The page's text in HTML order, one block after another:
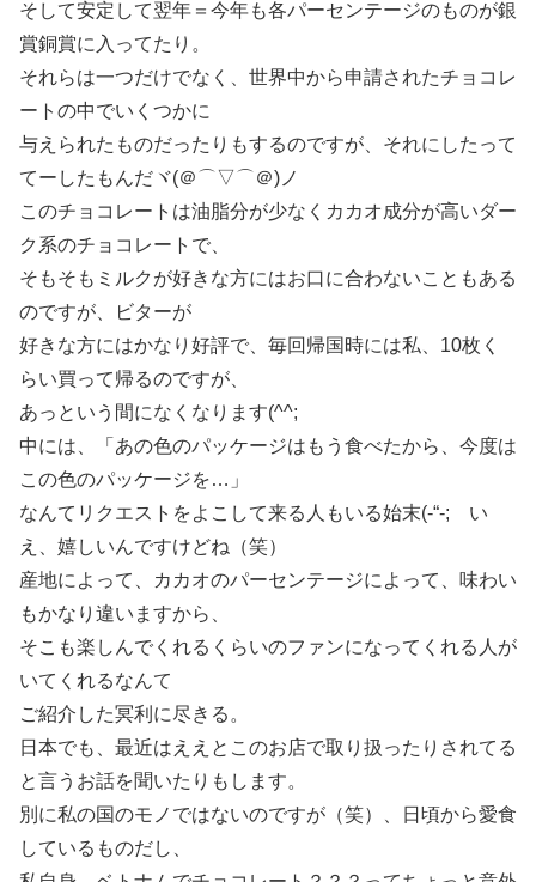
そして安定して翌年＝今年も各パーセンテージのものが銀
賞銅賞に入ってたり。
それらは一つだけでなく、世界中から申請されたチョコレ
ートの中でいくつかに
与えられたものだったりもするのですが、それにしたって
てーしたもんだヾ(＠⌒▽⌒＠)ノ
このチョコレートは油脂分が少なくカカオ成分が高いダー
ク系のチョコレートで、
そもそもミルクが好きな方にはお口に合わないこともある
のですが、ビターが
好きな方にはかなり好評で、毎回帰国時には私、10枚く
らい買って帰るのですが、
あっという間になくなります(^^;
中には、「あの色のパッケージはもう食べたから、今度は
この色のパッケージを…」
なんてリクエストをよこして来る人もいる始末(-“-; い
え、嬉しいんですけどね（笑）
産地によって、カカオのパーセンテージによって、味わい
もかなり違いますから、
そこも楽しんでくれるくらいのファンになってくれる人が
いてくれるなんて
ご紹介した冥利に尽きる。
日本でも、最近はええとこのお店で取り扱ったりされてる
と言うお話を聞いたりもします。
別に私の国のモノではないのですが（笑）、日頃から愛食
しているものだし、